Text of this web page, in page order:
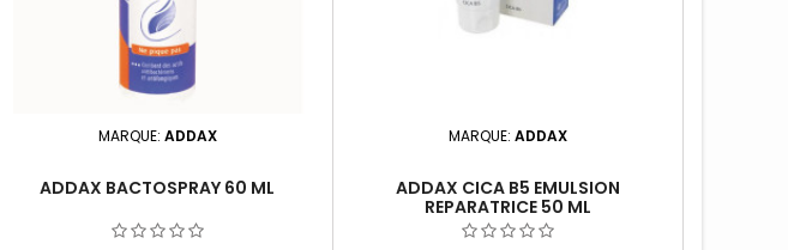
MARQUE: ADDAX
ADDAX BACTOSPRAY 60 ML
MARQUE: ADDAX
ADDAX CICA B5 EMULSION
REPARATRICE 50 ML